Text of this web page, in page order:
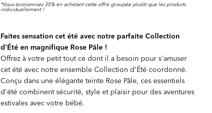
*Vous économisez 35% en achetant cette offre groupée plutôt que les produits
individuellement !
Faites sensation cet été avec notre parfaite Collection
d'Été en magnifique Rose Pâle !
Offrez à votre petit tout ce dont il a besoin pour s'amuser
cet été avec notre ensemble Collection d'Été coordonné.
Conçu dans une élégante teinte Rose Pâle, ces essentiels
d'été combinent sécurité, style et plaisir pour des aventures
estivales avec votre bébé.